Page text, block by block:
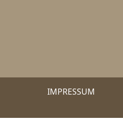
IMPRESSUM